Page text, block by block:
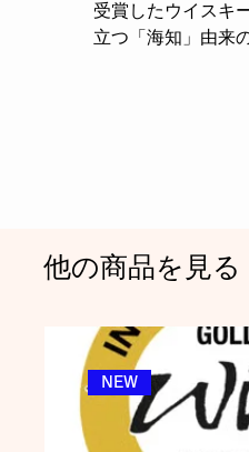
受賞したウイスキ
立つ「海知」由来
他の商品を見る
NEW